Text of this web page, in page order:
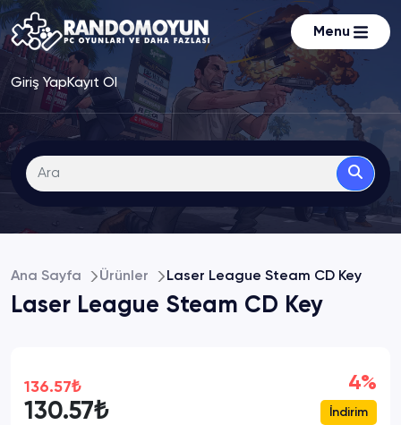
Menu
Giriş YapKayıt Ol
Ana Sayfa Ürünler Laser League Steam CD Key
Laser League Steam CD Key
136.57₺
130.57₺
4%
İndirim